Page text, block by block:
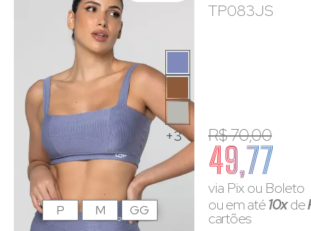
+3
TP083JS
R$ 70,00
49,77
via Pix ou Boleto
ou em até10xde
cartões
P M GG